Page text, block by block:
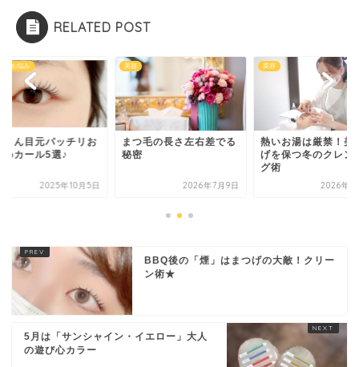
RELATED POST
毛の長さ左右差でる
2026年7月9日
美容
熱いお湯は厳禁！美まつ
げを保つ冬のクレンジン
2026年2月3日
まつげのお悩み
一重さん目元パッチ
すすめカール5選♪
2025年10
BBQ後の「煙」はまつげの大敵！クリー
ン術★
5月は「サンシャイン・イエロー」大人
の遊び心カラー